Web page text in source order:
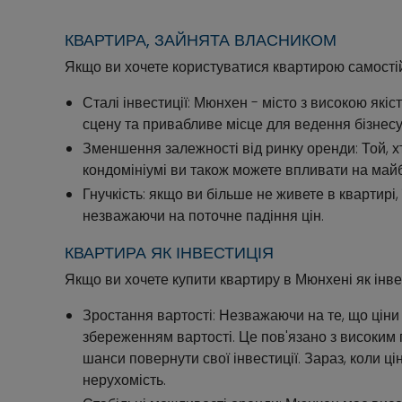
КВАРТИРА, ЗАЙНЯТА ВЛАСНИКОМ
Якщо ви хочете користуватися квартирою
Сталі інвестиції: Мюнхен - місто з високою
сцену та привабливе місце для ведення
Зменшення залежності від ринку оренди: Той,
кондомініумі ви також можете впливати на
Гнучкість: якщо ви більше не живете в
незважаючи на поточне падіння цін.
КВАРТИРА ЯК ІНВЕСТИЦІЯ
Якщо ви хочете купити квартиру в Мюнхені як
Зростання вартості: Незважаючи на те, що
збереженням вартості. Це пов'язано з
шанси повернути свої інвестиції. Зараз, коли
нерухомість.